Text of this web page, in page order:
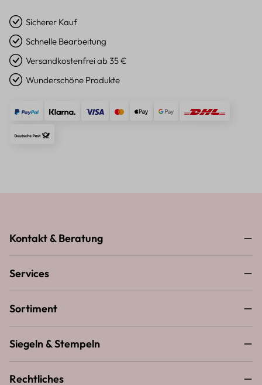
Sicherer Kauf
Schnelle Bearbeitung
Versandkostenfrei ab 35 €
Wunderschöne Produkte
Kontakt & Beratung
Services
Sortiment
Siegeln & Stempeln
Rechtliches